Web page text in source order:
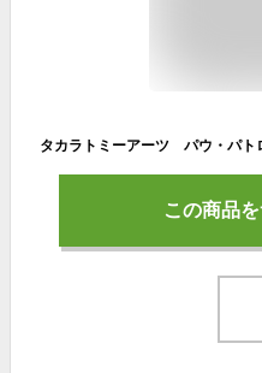
タカラトミーアーツ パウ・パト
この商品